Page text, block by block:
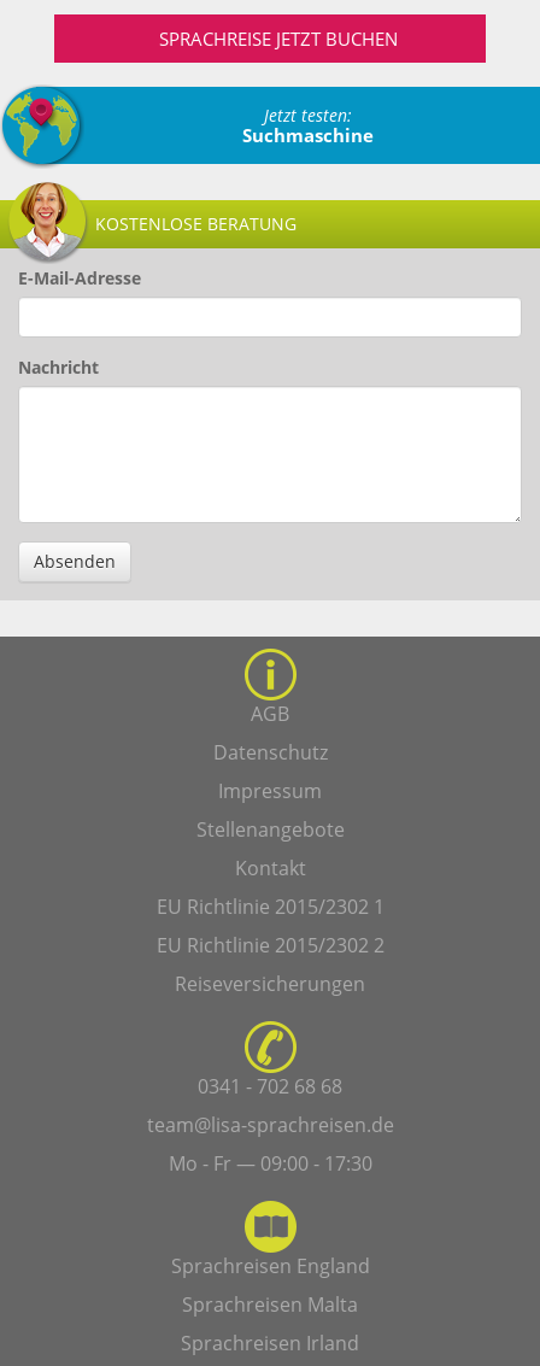
SPRACHREISE JETZT BUCHEN
Jetzt testen:
Suchmaschine
KOSTENLOSE BERATUNG
E-Mail-Adresse
Nachricht
Absenden
AGB
Datenschutz
Impressum
Stellenangebote
Kontakt
EU Richtlinie 2015/2302 1
EU Richtlinie 2015/2302 2
Reiseversicherungen
0341 - 702 68 68
team@lisa-sprachreisen.de
Mo - Fr — 09:00 - 17:30
Sprachreisen England
Sprachreisen Malta
Sprachreisen Irland